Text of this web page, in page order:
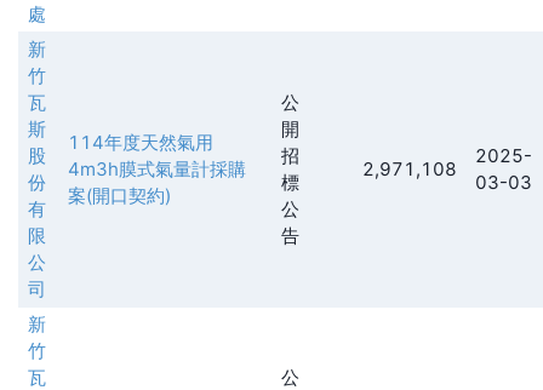
處
新
竹
瓦
斯
股
份
有
限
公
司
114年度天然氣用
4m3h膜式氣量計採購
案(開口契約)
公
開
招
標
公
告
2,971,108
2025-
03-03
新
竹
瓦
公